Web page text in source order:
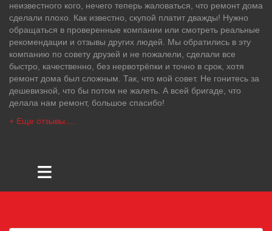
неизвестного кого, нечего теперь жаловаться, что ремонт дома
сделали плохо. Как известно, скупой платит дважды! Нужно
обращаться в проверенные компании или смотреть реальные
рекомендации и отзывы других людей. Мы обратились в эту
компанию по совету друзей и не пожалели, сделали все
быстро, качественно, без нервотрёпки и точно в срок, хотя
ремонт дома был сложным. Так, что мой совет. Не гонитесь за
дешевизной, что бы потом не жалеть. А всей бригаде, что
делала нам ремонт, большое спасибо!
+ Еще отзывы.....
≡